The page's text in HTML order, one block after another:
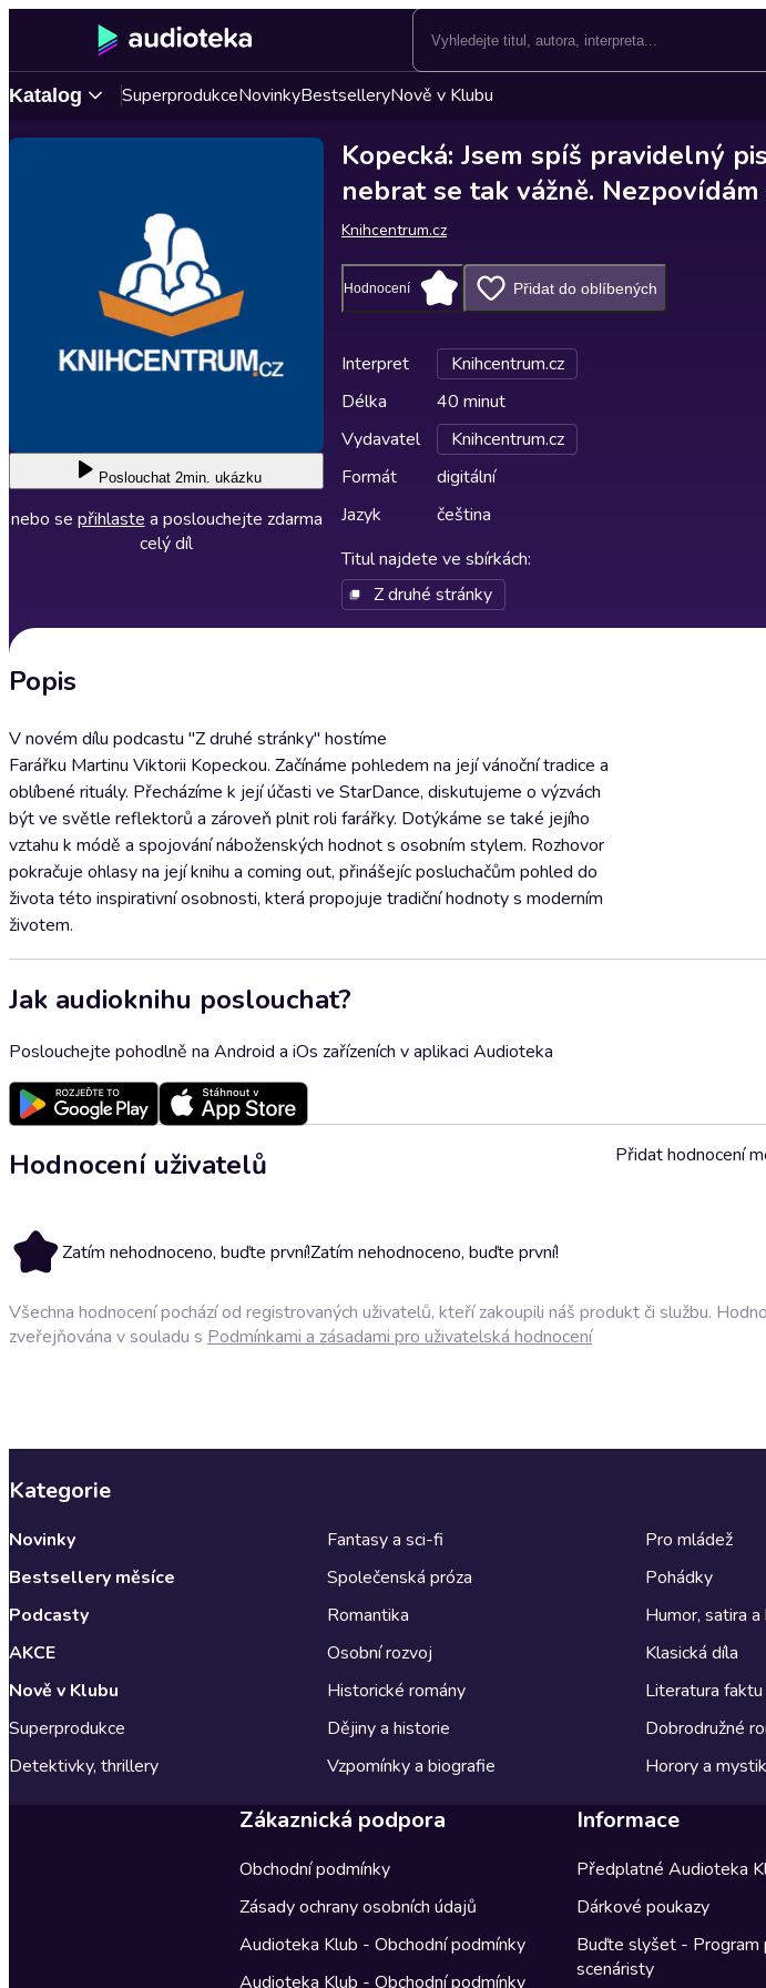
Katalog SuperprodukceNovinkyBestselleryNově v Klubu
Poslouchat 2min. ukázku
nebo se přihlaste a poslouchejte zdarma
celý díl
Kopecká: Jsem spíš pravidelný
nebrat se tak vážně.
Knihcentrum.cz
Hodnocení Přidat do oblíbených
Interpret
Knihcentrum.cz
Délka
40 minut
Vydavatel
Knihcentrum.cz
Formát
digitální
Jazyk
čeština
Titul najdete ve sbírkách:
Z druhé stránky
Popis
V novém dílu podcastu "Z druhé stránky" hostíme
Farářku Martinu Viktorii Kopeckou. Začínáme pohledem na její vánoční tradice a
oblíbené rituály. Přecházíme k její účasti ve StarDance, diskutujeme o výzvách
být ve světle reflektorů a zároveň plnit roli farářky. Dotýkáme se také jejího
vztahu k módě a spojování náboženských hodnot s osobním stylem. Rozhovor
pokračuje ohlasy na její knihu a coming out, přinášejíc posluchačům pohled do
života této inspirativní osobnosti, která propojuje tradiční hodnoty s moderním
životem.
Jak audioknihu poslouchat?
Poslouchejte pohodlně na Android a iOs zařízeních v aplikaci Audioteka
Hodnocení uživatelů
Zatím nehodnoceno, buďte první!Zatím nehodnoceno, buďte první!
Přidat hodnocení
Všechna hodnocení pochází od registrovaných uživatelů, kteří zakoupili náš produkt či službu.
zveřejňována v souladu s Podmínkami a zásadami pro uživatelská hodnocení
Kategorie
Novinky
Bestsellery měsíce
Podcasty
AKCE
Nově v Klubu
Superprodukce
Detektivky, thrillery
Fantasy a sci-fi
Společenská próza
Romantika
Osobní rozvoj
Historické romány
Dějiny a historie
Vzpomínky a biografie
Pro mládež
Pohádky
Humor, satira
Klasická díla
Literatura
Dobrodružné
Horory a
Zákaznická podpora
Obchodní podmínky
Zásady ochrany osobních údajů
Audioteka Klub - Obchodní podmínky
Audioteka Klub - Obchodní podmínky
Informace
Předplatné Audioteka
Dárkové poukazy
Buďte slyšet - Program
scenáristy